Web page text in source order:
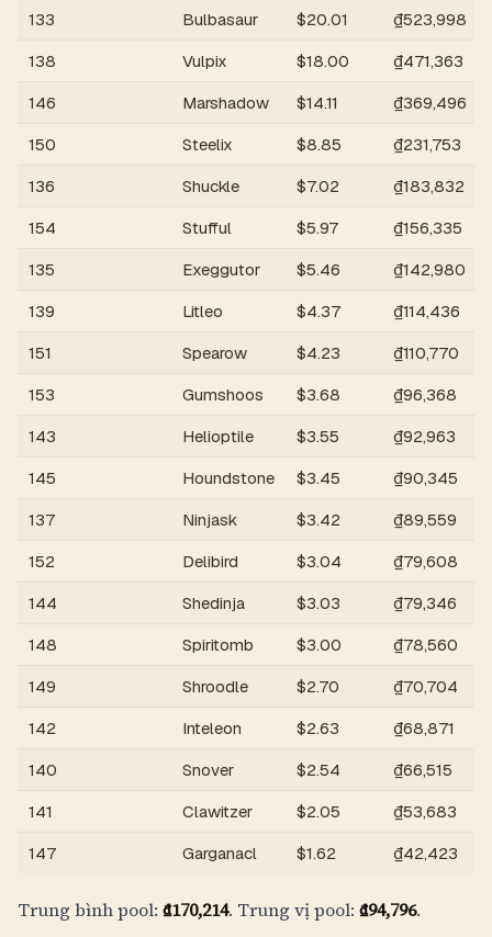
133
Bulbasaur $20.01 ₫523,998
138
Vulpix $18.00
₫471,363
146
Marshadow $14.11
₫369,496
150
Steelix $8.85
₫231,753
136
Shuckle $7.02
₫183,832
154
Stufful $5.97
₫156,335
135
Exeggutor $5.46
₫142,980
139
Litleo $4.37
₫114,436
151
Spearow $4.23
₫110,770
153
Gumshoos $3.68
₫96,368
143
Helioptile $3.55
₫92,963
145
Houndstone $3.45
₫90,345
137
Ninjask $3.42
₫89,559
152
Delibird $3.04
₫79,608
144
Shedinja $3.03
₫79,346
148
Spiritomb $3.00
₫78,560
149
Shroodle $2.70
₫70,704
142
Inteleon $2.63
₫68,871
140
Snover $2.54
₫66,515
141
Clawitzer $2.05
₫53,683
147
Garganacl $1.62 ₫42,423
Trung bình pool: ₫170,214. Trung vị pool: ₫94,796.